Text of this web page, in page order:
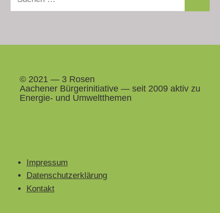
nach:
© 2021 — 3 Rosen
Aach­en­er Bürg­erini­tia­tive — seit 2009 aktiv zu
Energie- und Umweltthemen
Impressum
Datenschutzerklärung
Kontakt